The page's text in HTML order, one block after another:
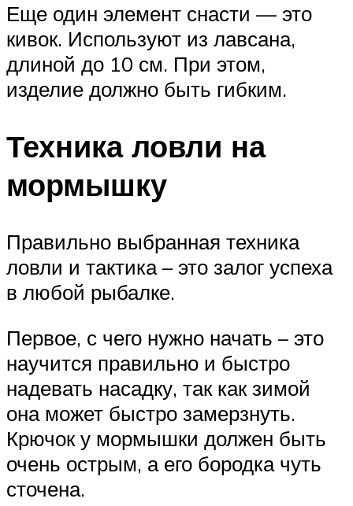
Еще один элемент снасти — это
кивок. Используют из лавсана,
длиной до 10 см. При этом,
изделие должно быть гибким.
Техника ловли на
мормышку
Правильно выбранная техника
ловли и тактика – это залог успеха
в любой рыбалке.
Первое, с чего нужно начать – это
научится правильно и быстро
надевать насадку, так как зимой
она может быстро замерзнуть.
Крючок у мормышки должен быть
очень острым, а его бородка чуть
сточена.